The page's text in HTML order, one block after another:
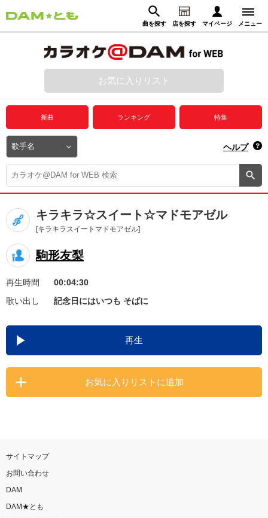
曲を探す 店を探す マイページ メニュー
動画からさがす 録音からさがす
ログイン
プレミアムサービス
DAM★とも動画
DAM★とも録音
カラオケ＠DAM
ユーザー検索
キャンペーン
お知らせ よくあるご質問
DAMの新曲・ランキングなど
カラオケ最新情報をチェック！
お気に入りリスト
新曲 ランキング 特集
ヘルプ
キラキラ☆スイート☆マドモアゼル
[キラキラスイートマドモアゼル]
駒形友梨
再生時間
00:04:30
歌い出し
記念日にはいつも そばに
再生
お気に入りリストに追加
サイトマップ
お問い合わせ
DAM
DAM★とも